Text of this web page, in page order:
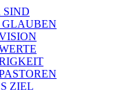
SIND
GLAUBEN
ZIEL